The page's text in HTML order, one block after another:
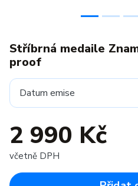
Stříbrná medaile
proof
Datum emise
2 990 Kč
včetně DPH